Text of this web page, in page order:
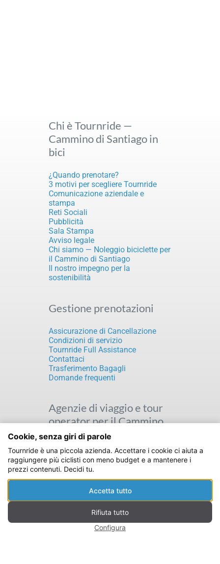
Chi è Tournride —
Cammino di Santiago in
bici
¿Quando prenotare?
3 motivi per scegliere Tournride
Comunicazione aziendale e
stampa
Reti Sociali
Pubblicità
Sala Stampa
Avviso legale
Chi siamo — Noleggio biciclette per
il Cammino di Santiago
Il nostro impegno per la
sostenibilità
Gestione prenotazioni
Assicurazione di Cancellazione
Condizioni di servizio
Tournride Full Assistance
Contattaci
Trasferimento Bagagli
Domande frequenti
Agenzie di viaggio e tour
operator per il Cammino
di Santiago
I nostri partner sul Cammino di
Santiago
Guida del pellegrino del
Cammino di Santiago in
Cookie, senza giri di parole
Tournride è una piccola azienda. Accettare i cookie ci aiuta a
raggiungere più ciclisti con meno budget e a mantenere i
prezzi contenuti. Decidi tu.
Accetta tutto
Rifiuta tutto
Configura